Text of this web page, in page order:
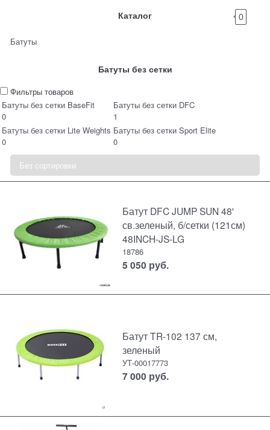
Каталог 0
Батуты
Батуты без сетки
Фильтры товаров
Батуты без сетки BaseFit
0
Батуты без сетки DFC
1
Батуты без сетки Lite Weights
0
Батуты без сетки Sport Elite
0
Батут DFC JUMP SUN 48'
св.зеленый, б/сетки (121см)
48INCH-JS-LG
18786
5 050 руб.
Батут TR-102 137 см,
зеленый
УТ-00017773
7 000 руб.